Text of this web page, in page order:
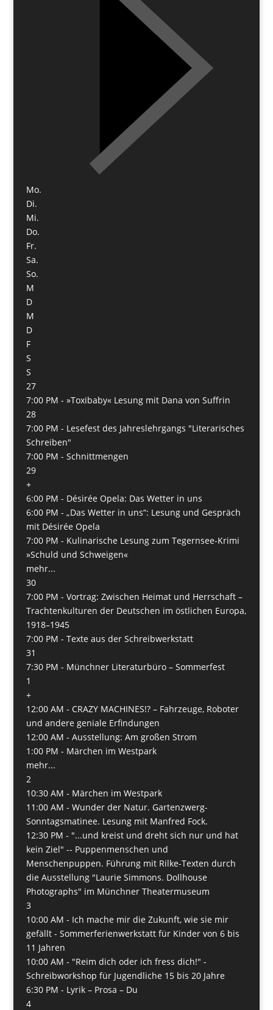
Mo.
Di.
Mi.
Do.
Fr.
Sa.
So.
M
D
M
D
F
S
S
27
7:00 PM - »Toxibaby« Lesung mit Dana von Suffrin
28
7:00 PM - Lesefest des Jahreslehrgangs "Literarisches
Schreiben"
7:00 PM - Schnittmengen
29
+
6:00 PM - Désirée Opela: Das Wetter in uns
6:00 PM - „Das Wetter in uns“: Lesung und Gespräch
mit Désirée Opela
7:00 PM - Kulinarische Lesung zum Tegernsee-Krimi
»Schuld und Schweigen«
mehr...
30
7:00 PM - Vortrag: Zwischen Heimat und Herrschaft –
Trachtenkulturen der Deutschen im östlichen Europa,
1918–1945
7:00 PM - Texte aus der Schreibwerkstatt
31
7:30 PM - Münchner Literaturbüro – Sommerfest
1
+
12:00 AM - CRAZY MACHINES!? – Fahrzeuge, Roboter
und andere geniale Erfindungen
12:00 AM - Ausstellung: Am großen Strom
1:00 PM - Märchen im Westpark
mehr...
2
10:30 AM - Märchen im Westpark
11:00 AM - Wunder der Natur. Gartenzwerg-
Sonntagsmatinee. Lesung mit Manfred Fock.
12:30 PM - "...und kreist und dreht sich nur und hat
kein Ziel" -- Puppenmenschen und
Menschenpuppen. Führung mit Rilke-Texten durch
die Ausstellung "Laurie Simmons. Dollhouse
Photographs" im Münchner Theatermuseum
3
10:00 AM - Ich mache mir die Zukunft, wie sie mir
gefällt - Sommerferienwerkstatt für Kinder von 6 bis
11 Jahren
10:00 AM - "Reim dich oder ich fress dich!" -
Schreibworkshop für Jugendliche 15 bis 20 Jahre
6:30 PM - Lyrik – Prosa – Du
4